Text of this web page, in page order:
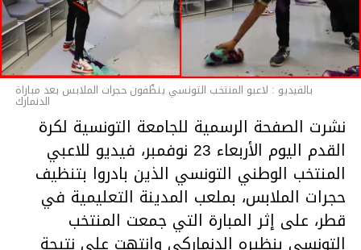
بالفيديو : لاعبو المنتخب التونسي ينظّفون حجرات الملابس بعد مباراة
الدنمارك
نشرت الصفحة الرسمية للجامعة التونسية لكرة
القدم اليوم الأربعاء 23 نوفمبر، فيديو للاعبي
المنتخب الوطني التونسي الذين بادروا بتنظيف
حجرات الملابس، بملعب المدينة التعليمية في
قطر، على إثر المبارة التي جمعت المنتخب
التونسي بنظيره الدنماركي وانتهت على نتيجة